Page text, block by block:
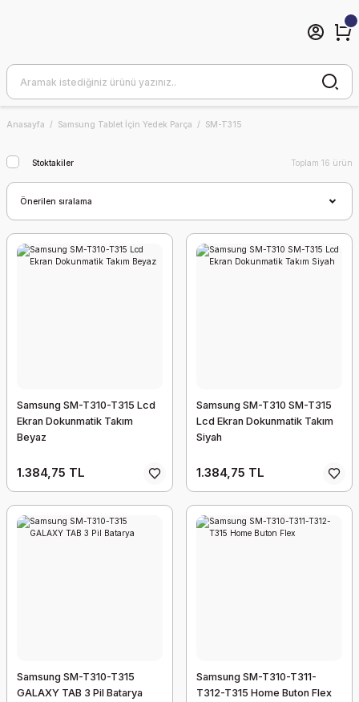
Anasayfa Samsung Tablet İçin Yedek Parça SM-T315
Stoktakiler Toplam 16 ürün
Samsung SM-T310-T315 Lcd
Ekran Dokunmatik Takım
Beyaz
1.384,75 TL
Samsung SM-T310 SM-T315
Lcd Ekran Dokunmatik Takım
Siyah
1.384,75 TL
Samsung SM-T310-T315
GALAXY TAB 3 Pil Batarya
Samsung SM-T310-T311-
T312-T315 Home Buton Flex